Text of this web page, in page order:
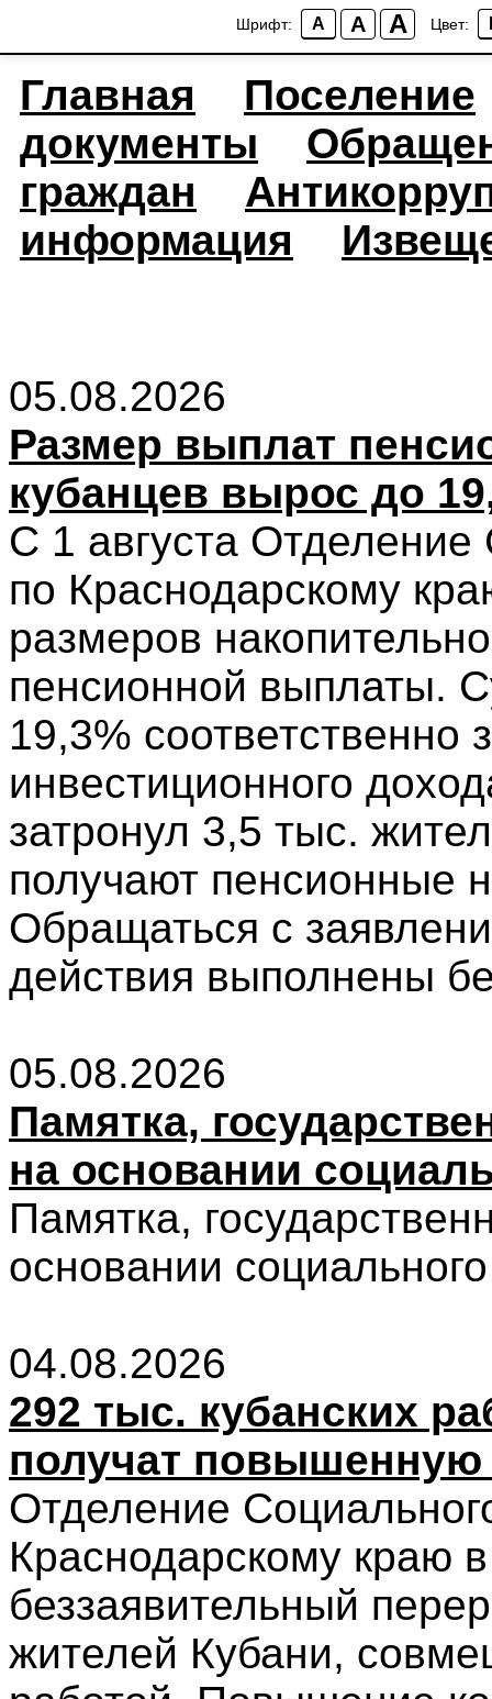
Шрифт: A A A Цвет:
Главная
Поселение
документы
граждан
информация
05.08.2026
Размер выплат
кубанцев вырос до
С 1 августа
по Краснодарскому
размеров
пенсионной выплаты.
19,3% соответственно
инвестиционного
затронул 3,5 тыс.
получают пенсионные
Обращаться с
действия выполнены
05.08.2026
Памятка,
на основании
Памятка,
основании
04.08.2026
292 тыс. кубанских
получат повышенную
Отделение
Краснодарскому краю
беззаявительный
жителей Кубани,